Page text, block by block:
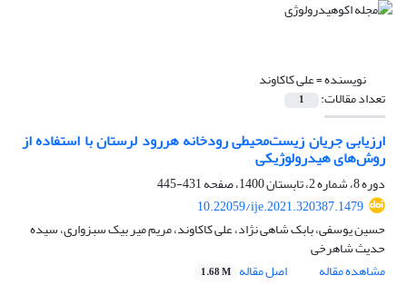
نویسنده =علی کاکاوند
تعداد مقالات: 1
ارزیابی جریان زیست‌‌محیطی رودخانه هررود لرستان با استفاده از
روش‌های هیدرولوژیکی
دوره 8، شماره 2، تابستان 1400، صفحه
431-445
10.22059/ije.2021.320387.1479
حسین یوسفی، بابک شاهی نژاد، علی کاکاوند، مریم میر بیک سبزواری، سیده
حدیث شاهرخی
مشاهده مقاله
اصل مقاله 1.68 M